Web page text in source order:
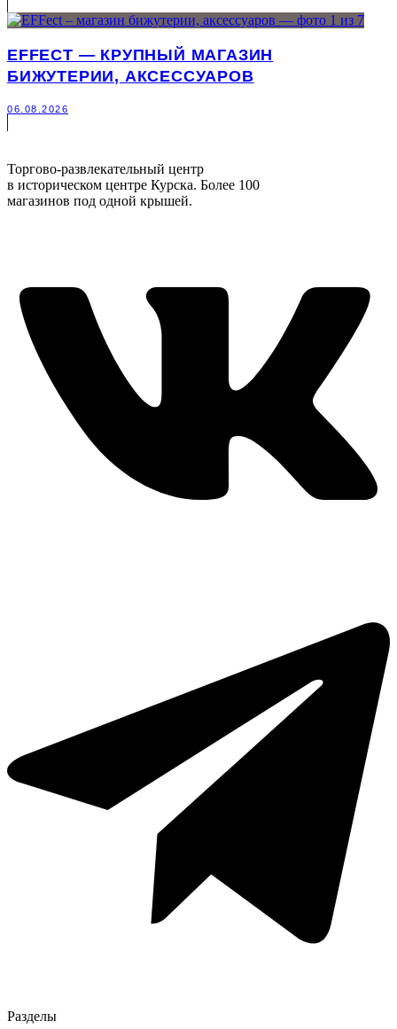
EFFECT — КРУПНЫЙ МАГАЗИН
БИЖУТЕРИИ, АКСЕССУАРОВ
06.08.2026
Торгово-развлекательный центр
в историческом центре Курска. Более 100
магазинов под одной крышей.
Разделы